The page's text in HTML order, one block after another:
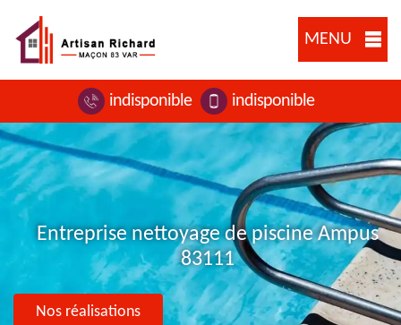
MENU
indisponible indisponible
Entreprise nettoyage de piscine Ampus
83111
Nos réalisations